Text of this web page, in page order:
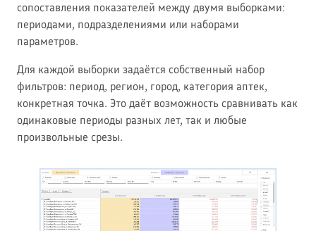
сопоставления показателей между двумя выборками:
периодами, подразделениями или наборами
параметров.
Для каждой выборки задаётся собственный набор
фильтров: период, регион, город, категория аптек,
конкретная точка. Это даёт возможность сравнивать как
одинаковые периоды разных лет, так и любые
произвольные срезы.